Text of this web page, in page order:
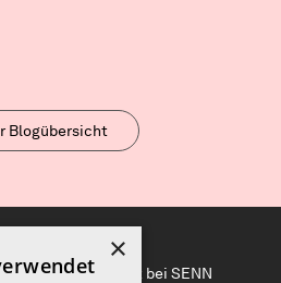
Blogübersicht
Nachhaltigkeit bei SENN
×